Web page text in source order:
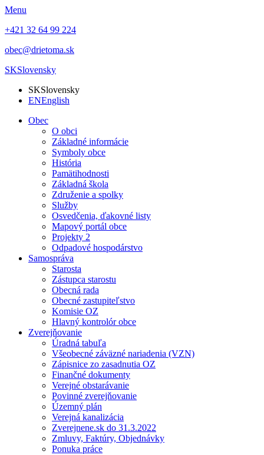
Menu
+421 32 64 99 224
obec@drietoma.sk
SKSlovensky
SKSlovensky
ENEnglish
Obec
O obci
Základné informácie
Symboly obce
História
Pamätihodnosti
Základná škola
Združenie a spolky
Služby
Osvedčenia, ďakovné listy
Mapový portál obce
Projekty 2
Odpadové hospodárstvo
Samospráva
Starosta
Zástupca starostu
Obecná rada
Obecné zastupiteľstvo
Komisie OZ
Hlavný kontrolór obce
Zverejňovanie
Úradná tabuľa
Všeobecné záväzné nariadenia (VZN)
Zápisnice zo zasadnutia OZ
Finančné dokumenty
Verejné obstarávanie
Povinné zverejňovanie
Územný plán
Verejná kanalizácia
Zverejnene.sk do 31.3.2022
Zmluvy, Faktúry, Objednávky
Ponuka práce